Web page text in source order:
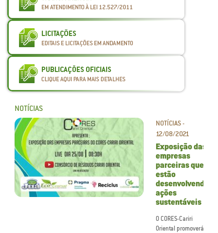
NOTÍCIAS
NOTÍCIAS -
12/08/2021
Exposição das
empresas
parceiras que
estão
desenvolvendo
ações
sustentáveis
O CORES-Cariri
Oriental promoverá